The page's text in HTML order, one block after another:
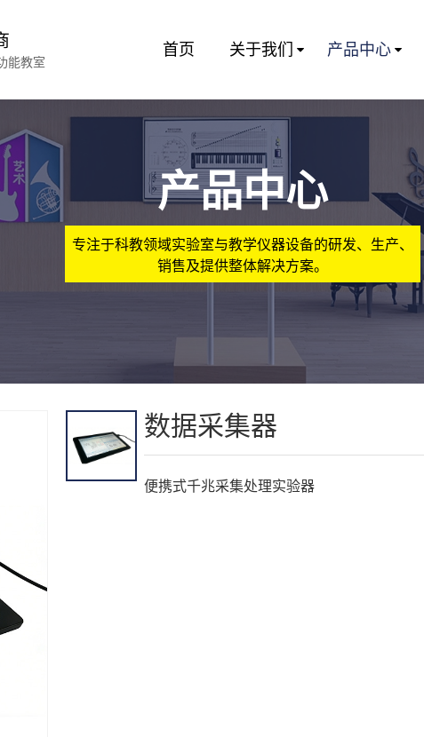
能教室
首页 关于我们 产品中心
产品中心
专注于科教领域实验室与教学仪器设备的研发、生产、
销售及提供整体解决方案。
数据采集器
便携式千兆采集处理实验器